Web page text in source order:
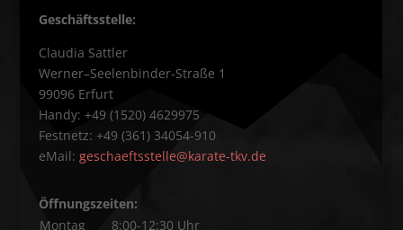
Geschäftsstelle:
Claudia Sattler
Werner–Seelenbinder-Straße 1
99096 Erfurt
Handy: +49 (1520) 4629975
Festnetz: +49 (361) 34054-910
eMail: geschaeftsstelle@karate-tkv.de
Öffnungszeiten:
Montag
8:00-12:30 Uhr